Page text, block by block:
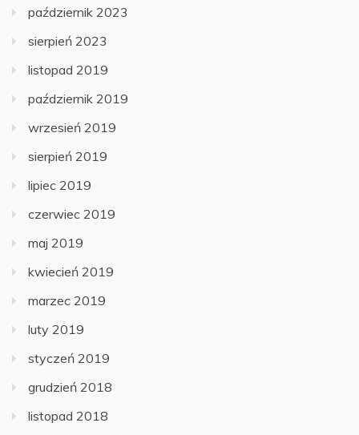
październik 2023
sierpień 2023
listopad 2019
październik 2019
wrzesień 2019
sierpień 2019
lipiec 2019
czerwiec 2019
maj 2019
kwiecień 2019
marzec 2019
luty 2019
styczeń 2019
grudzień 2018
listopad 2018